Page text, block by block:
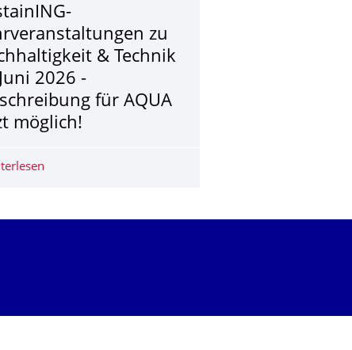
Transition" (15.-19.03.2027)
2026, 16:30 Uhr
zu
& Technik
2026 -
für AQUA
möglich!